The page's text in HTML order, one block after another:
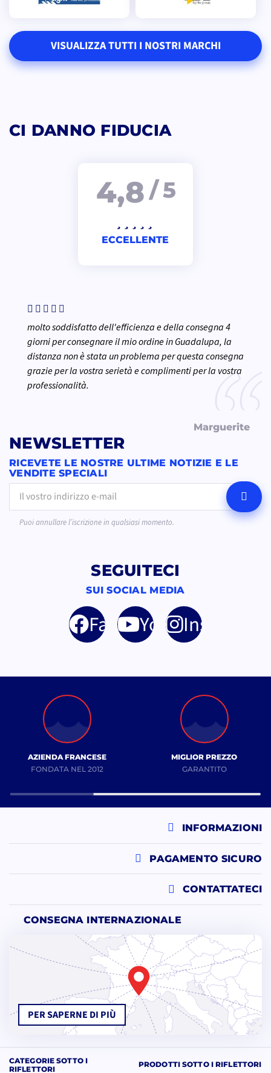
VISUALIZZA TUTTI I NOSTRI MARCHI
CI DANNO FIDUCIA
4,8 / 5
ECCELLENTE
molto soddisfatto dell'efficienza e della consegna 4
giorni per consegnare il mio ordine in Guadalupa, la
distanza non è stata un problema per questa consegna
grazie per la vostra serietà e complimenti per la vostra
professionalità.
Marguerite
NEWSLETTER
RICEVETE LE NOSTRE ULTIME NOTIZIE E LE
VENDITE SPECIALI
OK
Puoi annullare l’iscrizione in qualsiasi momento.
SEGUITECI
SUI SOCIAL MEDIA
FacebookYouTubeInstagram
AZIENDA FRANCESE
FONDATA NEL 2012
MIGLIOR PREZZO
GARANTITO
INFORMAZIONI
CATEGORIE SOTTO I
RIFLETTORI
PRODOTTI SOTTO I RIFLETTORI
CONSEGNA INTERNAZIONALE
PER SAPERNE DI PIÙ
CONTATTATECI
PAGAMENTO SICURO